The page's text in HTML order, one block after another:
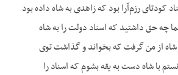
کودتای رزم‌آرا بود که زاهدی به شاه داده بود
چه حق داشتید که اسناد دولت را به شاه
از من گرفت که بخواند و گذاشت توی
با شاه دست به یقه بشوم که اسناد را